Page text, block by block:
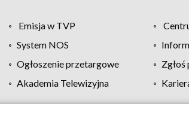
Emisja w TVP
System NOS
Ogłoszenie przetargowe
Akademia Telewizyjna